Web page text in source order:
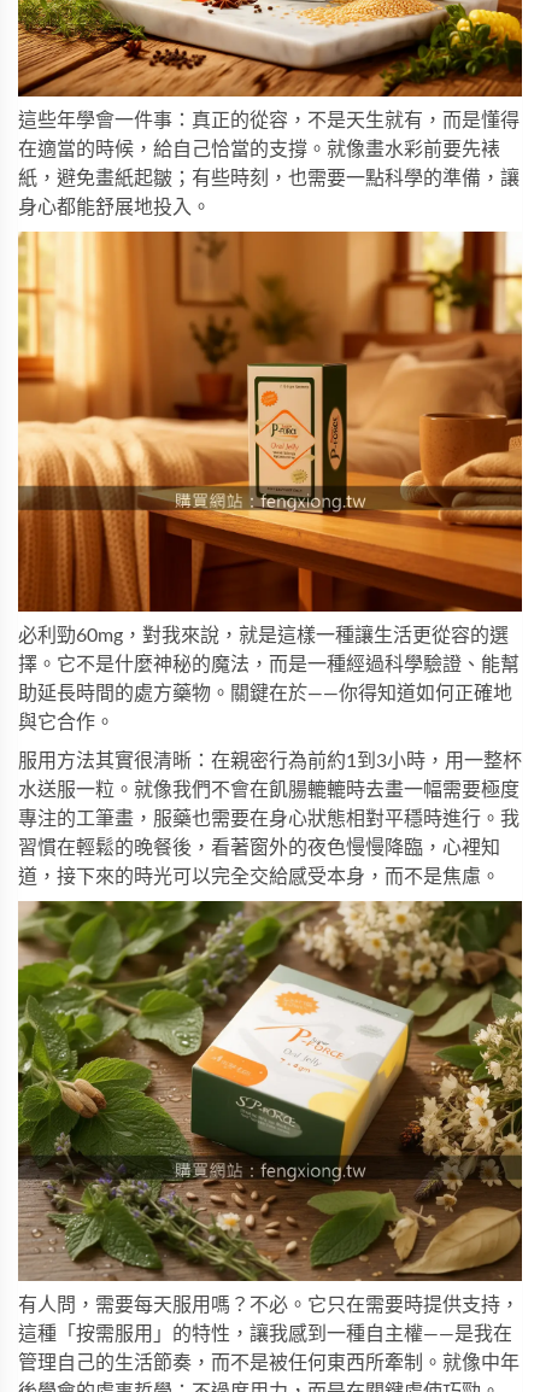
這些年學會一件事：真正的從容，不是天生就有，而是懂得
在適當的時候，給自己恰當的支撐。就像畫水彩前要先裱
紙，避免畫紙起皺；有些時刻，也需要一點科學的準備，讓
身心都能舒展地投入。
必利勁60mg，對我來說，就是這樣一種讓生活更從容的選
擇。它不是什麼神秘的魔法，而是一種經過科學驗證、能幫
助延長時間的處方藥物。關鍵在於——你得知道如何正確地
與它合作。
服用方法其實很清晰：在親密行為前約1到3小時，用一整杯
水送服一粒。就像我們不會在飢腸轆轆時去畫一幅需要極度
專注的工筆畫，服藥也需要在身心狀態相對平穩時進行。我
習慣在輕鬆的晚餐後，看著窗外的夜色慢慢降臨，心裡知
道，接下來的時光可以完全交給感受本身，而不是焦慮。
有人問，需要每天服用嗎？不必。它只在需要時提供支持，
這種「按需服用」的特性，讓我感到一種自主權——是我在
管理自己的生活節奏，而不是被任何東西所牽制。就像中年